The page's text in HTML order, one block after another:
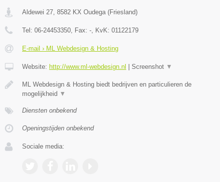
Aldewei 27 8582 KX Oudega (Friesland)
Tel: 06-24453350 , Fax: - , KvK: 01122179
E-mail › ML Webdesign & Hosting
Website: http://www.ml-webdesign.nl | Screenshot ▼
ML Webdesign & Hosting biedt bedrijven en particulieren de
mogelijkheid ▼
Diensten onbekend
Openingstijden onbekend
Sociale media: